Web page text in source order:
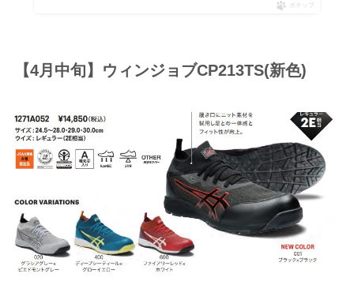
ポチップ
【4月中旬】ウィンジョブCP213TS(新色)